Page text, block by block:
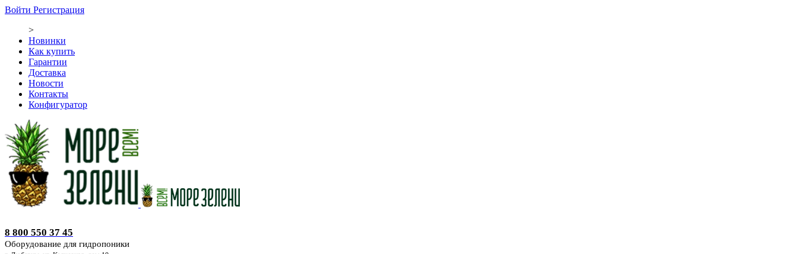
Войти Регистрация
>
Новинки
Как купить
Гарантии
Доставка
Новости
Контакты
Конфигуратор
8 800 550 37 45
Оборудование для гидропоники